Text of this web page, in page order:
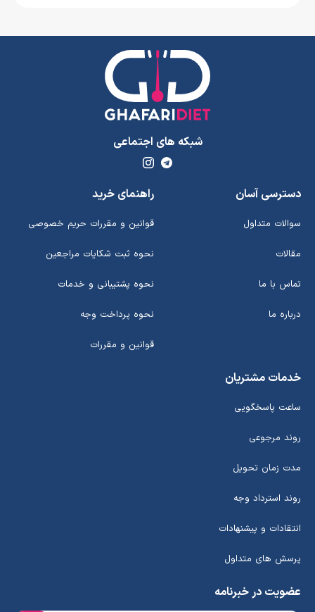
شبکه های اجتماعی
دسترسی آسان
سوالات متداول
مقالات
تماس با ما
درباره ما
راهنمای خرید
قوانین و مقررات حریم خصوصی
نحوه ثبت شکایات مراجعین
نحوه پشتیبانی و خدمات
نحوه پرداخت وجه
قوانین و مقررات
خدمات مشتریان
ساعت پاسخگویی
روند مرجوعی
مدت زمان تحویل
روند استرداد وجه
انتقادات و پیشنهادات
پرسش های متداول
عضویت در خبرنامه